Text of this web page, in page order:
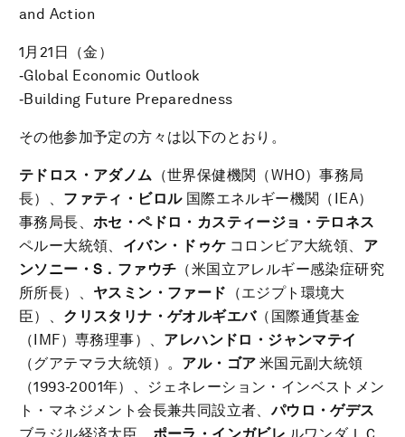
and Action
1月21日（金）
‐Global Economic Outlook
‐Building Future Preparedness
その他参加予定の方々は以下のとおり。
テドロス・アダノム （世界保健機関（WHO）事務局
長）、 ファティ・ビロル国際エネルギー機関（IEA）
事務局長、 ホセ・ペドロ・カスティージョ・テロネス
ペルー大統領、 イバン・ドゥケ コロンビア大統領、 ア
ンソニー・ S．ファウチ （米国立アレルギー感染症研究
所所長）、 ヤスミン・ファード （エジプト環境大
臣）、 クリスタリナ・ゲオルギエバ（国際通貨基金
（IMF）専務理事）、 アレハンドロ・ジャンマテイ
（グアテマラ大統領）。 アル・ゴア 米国元副大統領
（1993-2001年）、ジェネレーション・インベストメン
ト・マネジメント会長兼共同設立者、パウロ・ゲデス